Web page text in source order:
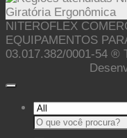
NITEROFLEX
EQUIPAMENTOS
03.017.382/0001-54 ®
Pesquisar